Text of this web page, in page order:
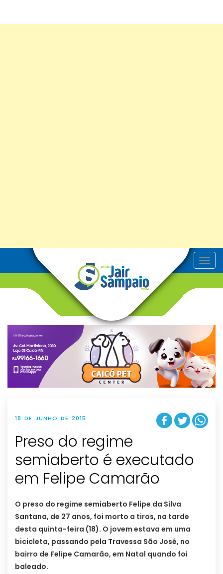
T
o
v
g
t
i
o
n
18 DE JUNHO DE 2015
Preso do regime
semiaberto é executado
em Felipe Camarão
O preso do regime semiaberto Felipe da Silva
Santana, de 27 anos, foi morto a tiros, na tarde
desta quinta-feira (18). O jovem estava em uma
bicicleta, passando pela Travessa São José, no
bairro de Felipe Camarão, em Natal quando foi
baleado.